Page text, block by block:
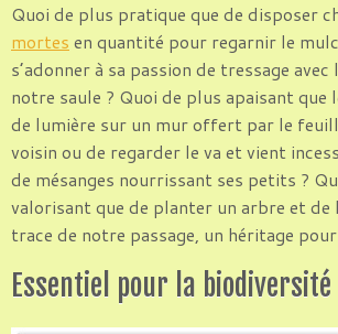
Quoi de plus pratique que de disposer
mortes en quantité pour regarnir le
s’adonner à sa passion de tressage
notre saule ? Quoi de plus apaisant que
de lumière sur un mur offert par le
voisin ou de regarder le va et vient
de mésanges nourrissant ses petits ?
valorisant que de planter un arbre et de
trace de notre passage, un héritage
Essentiel pour la biodiversité